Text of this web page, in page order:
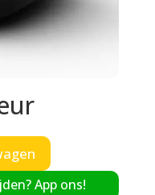
App ons!